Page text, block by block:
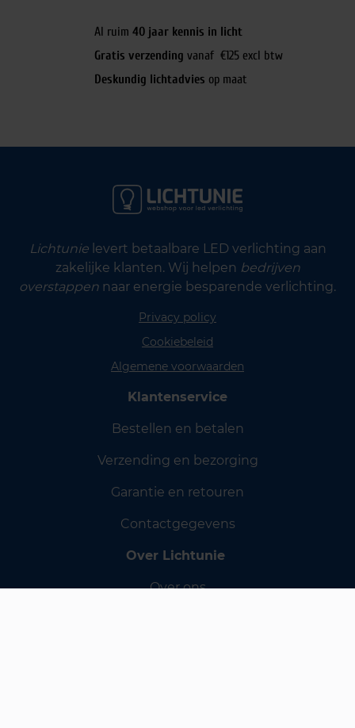
Al ruim 40 jaar kennis in licht
Gratis verzending vanaf €125 excl btw
Deskundig lichtadvies op maat
Lichtunielevert betaalbare LED verlichting aan
zakelijke klanten. Wij helpen bedrijven
overstappen naar energie besparende verlichting.
Privacy policy
Cookiebeleid
Algemene voorwaarden
Klantenservice
Bestellen en betalen
Verzending en bezorging
Garantie en retouren
Contactgegevens
Over Lichtunie
Over ons